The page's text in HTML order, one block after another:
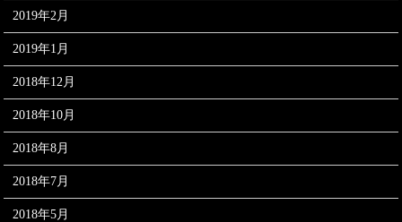
2019年2月
2019年1月
2018年12月
2018年10月
2018年8月
2018年7月
2018年5月